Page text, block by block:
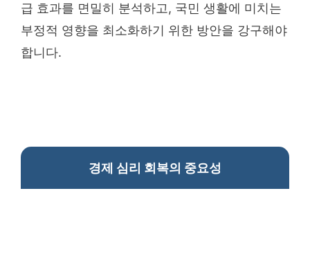
급 효과를 면밀히 분석하고, 국민 생활에 미치는
부정적 영향을 최소화하기 위한 방안을 강구해야
합니다.
경제 심리 회복의 중요성